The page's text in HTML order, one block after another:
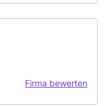
Firma bewerten